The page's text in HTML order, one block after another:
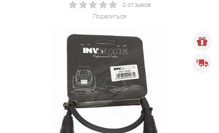
Поделиться
0 отзывов